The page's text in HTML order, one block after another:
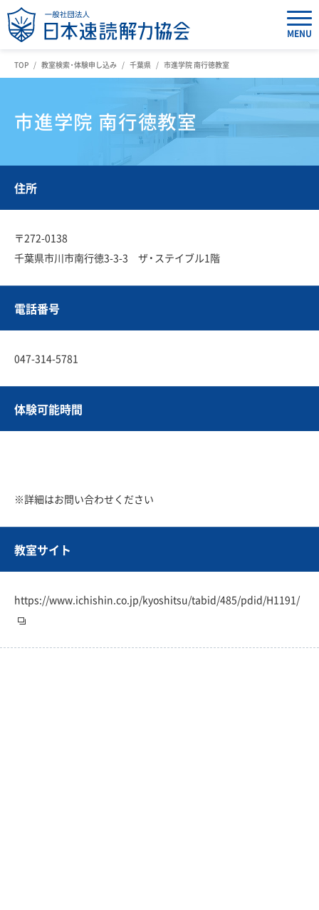
MENU
TOP 教室検索・体験申し込み 千葉県 市進学院 南行徳教室
市進学院 南行徳教室
住所
〒272-0138
千葉県市川市南行徳3-3-3 ザ・ステイブル1階
電話番号
047-314-5781
体験可能時間
※詳細はお問い合わせください
教室サイト
https://www.ichishin.co.jp/kyoshitsu/tabid/485/pdid/H1191/